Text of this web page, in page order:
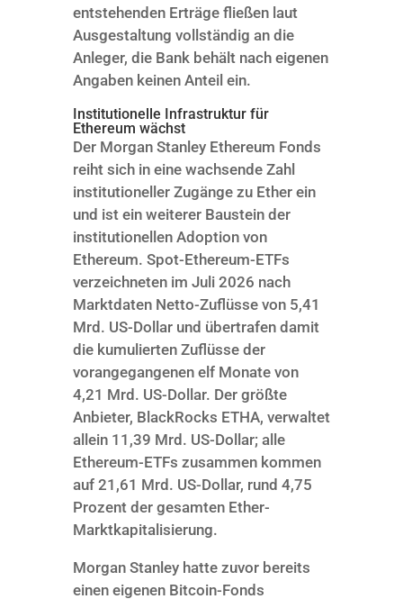
entstehenden Erträge fließen laut
Ausgestaltung vollständig an die
Anleger, die Bank behält nach eigenen
Angaben keinen Anteil ein.
Institutionelle Infrastruktur für
Ethereum wächst
Der Morgan Stanley Ethereum Fonds
reiht sich in eine wachsende Zahl
institutioneller Zugänge zu Ether ein
und ist ein weiterer Baustein der
institutionellen Adoption von
Ethereum. Spot-Ethereum-ETFs
verzeichneten im Juli 2026 nach
Marktdaten Netto-Zuflüsse von 5,41
Mrd. US-Dollar und übertrafen damit
die kumulierten Zuflüsse der
vorangegangenen elf Monate von
4,21 Mrd. US-Dollar. Der größte
Anbieter, BlackRocks ETHA, verwaltet
allein 11,39 Mrd. US-Dollar; alle
Ethereum-ETFs zusammen kommen
auf 21,61 Mrd. US-Dollar, rund 4,75
Prozent der gesamten Ether-
Marktkapitalisierung.
Morgan Stanley hatte zuvor bereits
einen eigenen Bitcoin-Fonds